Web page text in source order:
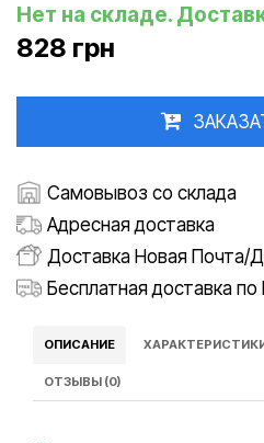
Нет на складе.
828 грн
Самовывоз со склада
Адресная доставка
Доставка Новая Почта/
Бесплатная доставка
ОПИСАНИЕ
ОТЗЫВЫ (0)